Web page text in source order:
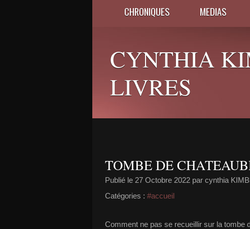
CHRONIQUES MEDIAS
CYNTHIA
LIVRES
TOMBE DE
Publié le 27 Octobre 2022 par cynthia
Catégories : #accueil
Comment ne pas se recueillir sur la tombe